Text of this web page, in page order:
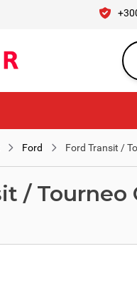
Ford Ford Transit /
/ Tourneo